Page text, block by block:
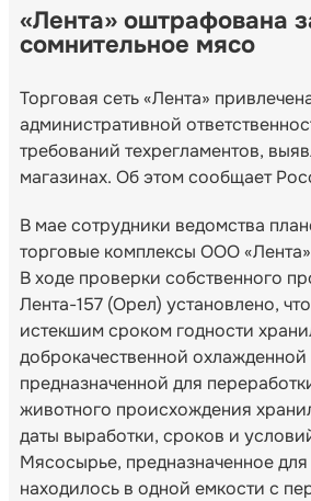
«Лента» оштрафована
сомнительное мясо
Торговая сеть «Лента»
административной
требований техрегламентов,
магазинах. Об этом сообщает
В мае сотрудники ведомства
торговые комплексы ООО
В ходе проверки собственного
Лента-157 (Орел) установлено,
истекшим сроком годности
доброкачественной
предназначенной для
животного происхождения
даты выработки, сроков и
Мясосырье, предназначенное
находилось в одной емкости с